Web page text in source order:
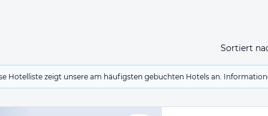
Sortiert
Hotelliste zeigt unsere am häufigsten gebuchten Hotels an.